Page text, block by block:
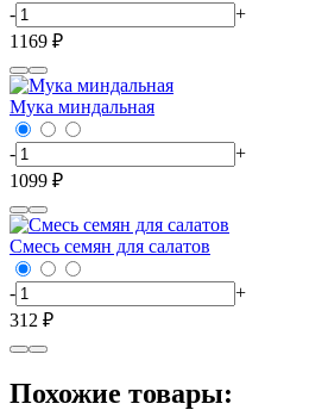
-
+
1169 ₽
Мука миндальная
-
+
1099 ₽
Смесь семян для салатов
-
+
312 ₽
Похожие товары: